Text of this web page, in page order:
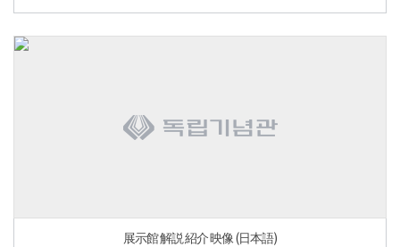
展示館 解説 紹介 映像 (日本語)